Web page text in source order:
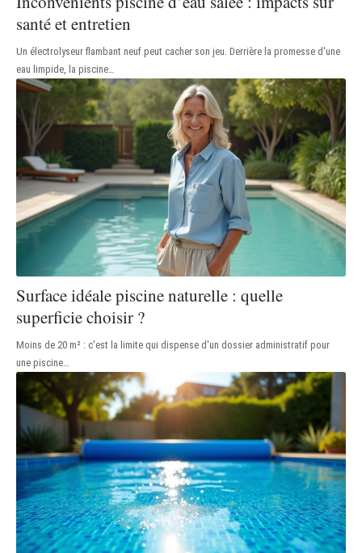
santé et entretien
Un électrolyseur flambant neuf peut cacher son jeu. Derrière la promesse d'une
eau limpide, la piscine…
Surface idéale piscine naturelle : quelle
superficie choisir ?
Moins de 20 m² : c'est la limite qui dispense d'un dossier administratif pour
une piscine…